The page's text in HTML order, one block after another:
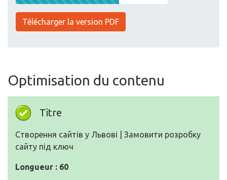
Télécharger la version PDF
Optimisation du contenu
Titre
Cтворення сайтів у Львові | Замовити розробку
сайту під ключ
Longueur : 60